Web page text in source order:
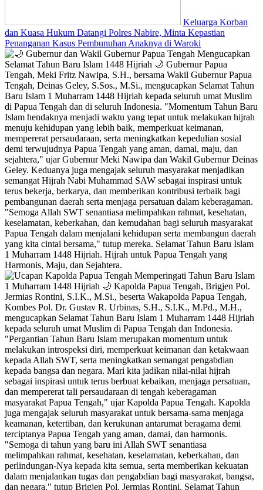
Keluarga Korban
dan Kuasa Hukum Datangi Polres Nabire, Minta Kepastian
Penanganan Kasus Pembunuhan Anaknya di Waroki